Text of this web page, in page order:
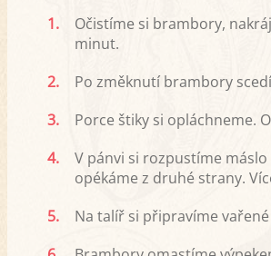
1.
Očistíme si brambory,
minut.
2.
Po změknutí brambory
3.
Porce štiky si opláchneme.
4.
V pánvi si rozpustíme
opékáme z druhé strany.
5.
Na talíř si připravíme